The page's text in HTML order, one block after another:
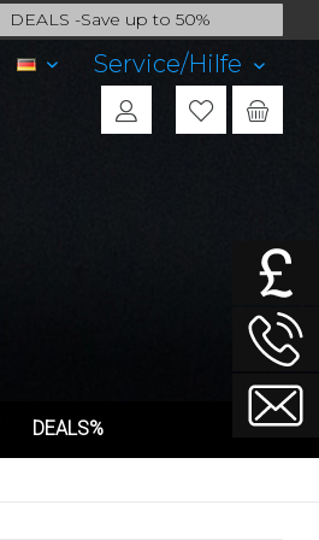
DEALS -Save up to 50%
Chance: ... if gone then gone
DE Service/Hilfe
DEALS%